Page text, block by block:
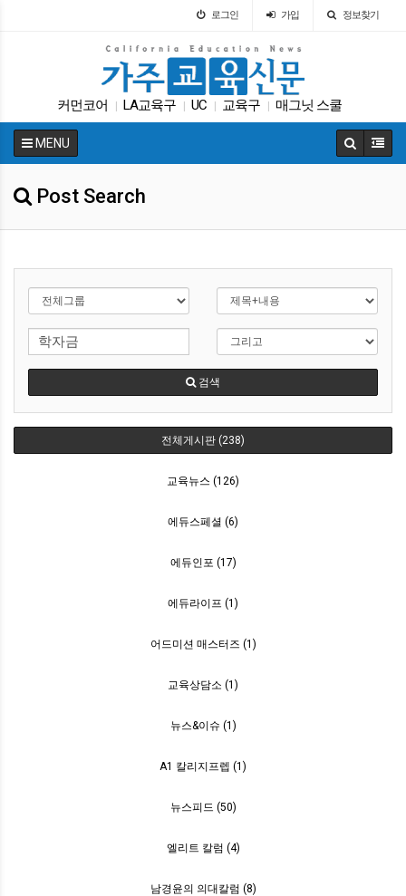
로그인 가입 정보찾기
커먼코어 LA교육구 UC 교육구 매그닛 스쿨
| 원서 에세이 가주교육부 인터뷰 다카
MENU
Post Search
검색
전체게시판 (238)
교육뉴스 (126)
에듀스페셜 (6)
에듀인포 (17)
에듀라이프 (1)
어드미션 매스터즈 (1)
교육상담소 (1)
뉴스&이슈 (1)
A1 칼리지프렙 (1)
뉴스피드 (50)
엘리트 칼럼 (4)
남경윤의 의대칼럼 (8)